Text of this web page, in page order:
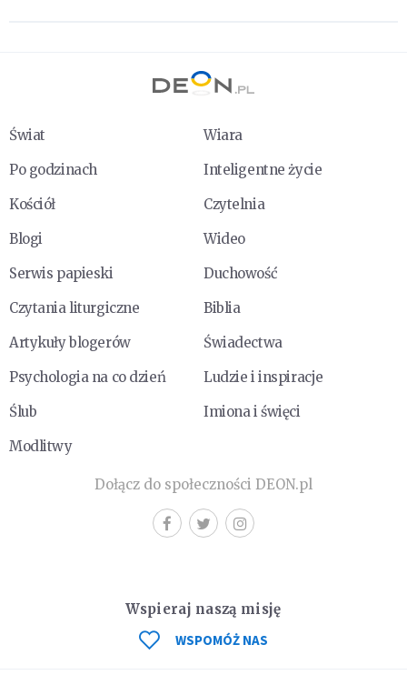
Świat
Wiara
Po godzinach
Inteligentne życie
Kościół
Czytelnia
Blogi
Wideo
Serwis papieski
Duchowość
Czytania liturgiczne
Biblia
Artykuły blogerów
Świadectwa
Psychologia na co dzień
Ludzie i inspiracje
Ślub
Imiona i święci
Modlitwy
Dołącz do społeczności DEON.pl
Wspieraj naszą misję
WSPOMÓŻ NAS